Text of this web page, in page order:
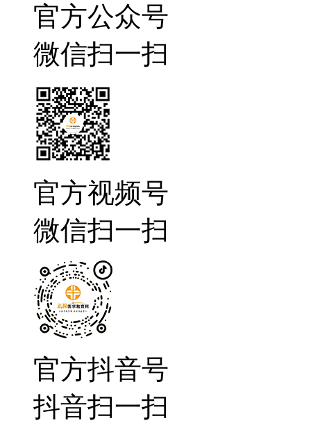
官方公众号
微信扫一扫
官方视频号
微信扫一扫
官方抖音号
抖音扫一扫